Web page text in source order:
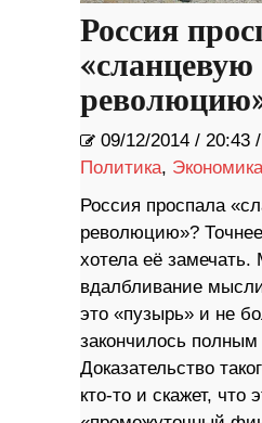
Россия
«сланцевую
09/12/2014 / 20:43 /
Политика, Экономика
Россия проспала
революцию»?
хотела её замечать.
вдалбливание
это «пузырь» и не
закончилось
Доказательство
кто-то и скажет, что